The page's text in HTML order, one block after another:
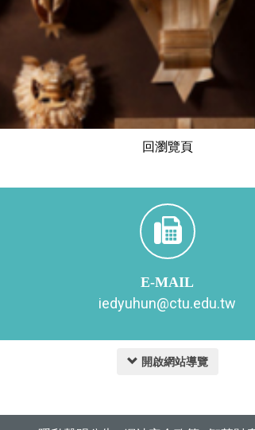
回瀏覽頁
E-MAIL
iedyuhun@ctu.edu.tw
開啟網站導覽